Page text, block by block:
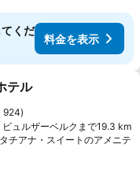
くだ
料金を表示
に追加
テル
924
ビュルザーベルクまで19.3 km
チアナ・スイートのアメニテ